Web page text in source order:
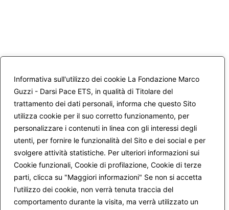
Informativa sull'utilizzo dei cookie La Fondazione Marco
Guzzi - Darsi Pace ETS, in qualità di Titolare del
trattamento dei dati personali, informa che questo Sito
utilizza cookie per il suo corretto funzionamento, per
personalizzare i contenuti in linea con gli interessi degli
utenti, per fornire le funzionalità del Sito e dei social e per
svolgere attività statistiche. Per ulteriori informazioni sui
Cookie funzionali, Cookie di profilazione, Cookie di terze
parti, clicca su "Maggiori informazioni" Se non si accetta
l'utilizzo dei cookie, non verrà tenuta traccia del
comportamento durante la visita, ma verrà utilizzato un